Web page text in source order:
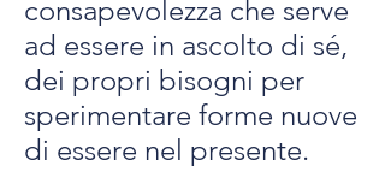
consapevolezza che serve
ad essere in ascolto di sé,
dei propri bisogni per
sperimentare forme nuove
di essere nel presente.